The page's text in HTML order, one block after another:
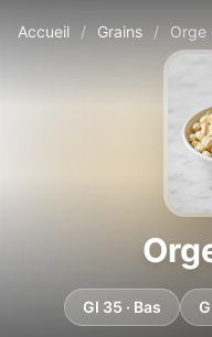
Accueil / Grains / Orge
GI 35 · Bas